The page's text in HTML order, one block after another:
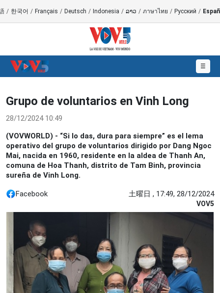
/ 한국어 / Français / Deutsch / Indonesia / ລາວ / ภาษาไทย / Русский /
☰
Grupo de voluntarios en Vinh Long
28/12/2024 10:49
(VOVWORLD) - “Si lo das, dura para siempre” es el lema
operativo del grupo de voluntarios dirigido por Dang Ngoc
Mai, nacida en 1960, residente en la aldea de Thanh An,
comuna de Hoa Thanh, distrito de Tam Binh, provincia
sureña de Vinh Long.
Facebook 土曜日 , 17:49, 28/12/2024
VOV5